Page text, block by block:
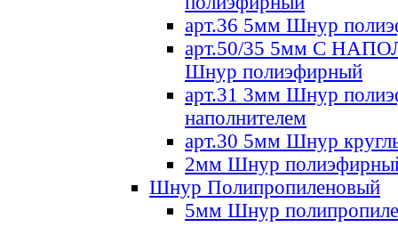
арт.36 5мм Шнур
арт.50/35 5мм С
Шнур полиэфирный
арт.31 3мм Шнур
наполнителем
арт.30 5мм Шнур
2мм Шнур
Шнур Полипропиленовый
5мм Шнур